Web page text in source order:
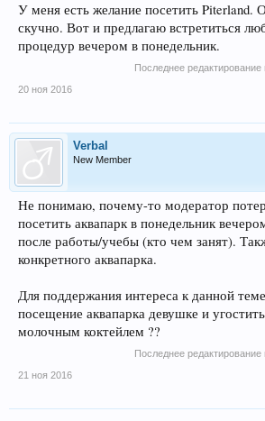
У меня есть желание посетить Piterland.
скучно. Вот и предлагаю встретиться
процедур вечером в понедельник.
Последнее
20 ноя 2016
Verbal
New Member
Не понимаю, почему-то модератор
посетить аквапарк в понедельник
после работы/учебы (кто чем занят).
конкретного аквапарка.
Для поддержания интереса к данной
посещение аквапарка девушке и
молочным коктейлем ??
Последнее
21 ноя 2016